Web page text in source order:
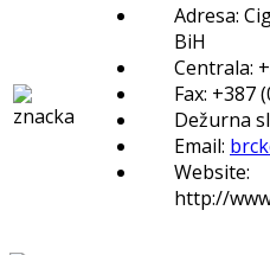
Adresa:
BiH
Centrala:
Fax: +387
Dežurna
Email:
Website:
http://